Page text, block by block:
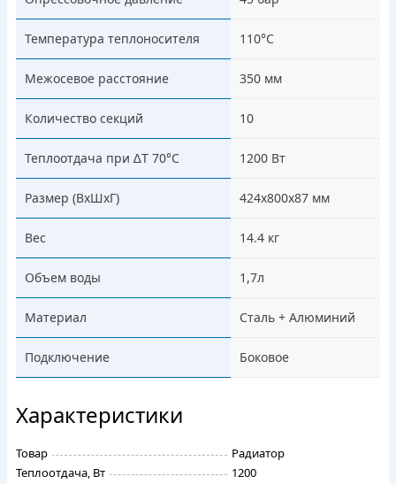
Температура теплоносителя 110°С
Межосевое расстояние 350 мм
Количество секций 10
Теплоотдача при ∆Т 70°С 1200 Вт
Размер (ВхШхГ) 424х800х87 мм
Вес 14.4 кг
Объем воды 1,7л
Материал Сталь + Алюминий
Подключение Боковое
Характеристики
Товар
Радиатор
Теплоотдача, Вт
1200